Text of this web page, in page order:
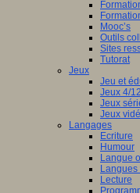
Mooc’s
Outils
Sites
Tutorat
Jeux
Jeu et
Jeux 4/
Jeux
Jeux
Langages
Ecriture
Humour
Langue
Lecture